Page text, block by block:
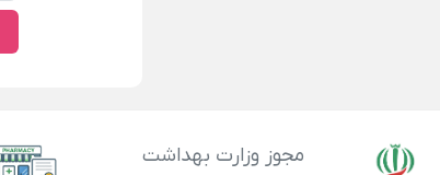
مجوز وزارت بهداشت